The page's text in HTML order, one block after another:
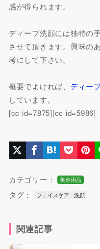
感が得られます。
ディープ洗顔には独特の
させて頂きます。興味の
考にして下さい。
概要でよければ、 ディー
しています。
[cc id=7875][cc id=5986]
カテゴリー： 美容用品
タグ： フェイスケア 洗顔
関連記事